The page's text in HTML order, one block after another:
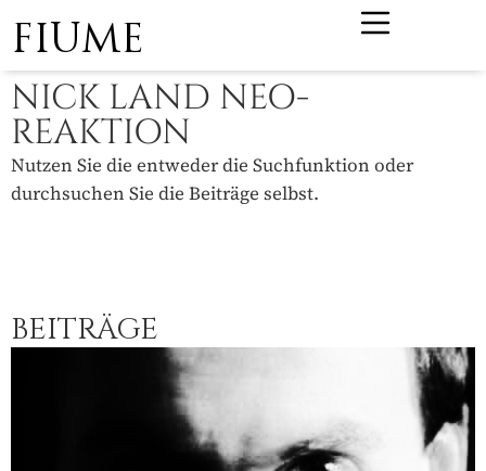
FIUME
NICK LAND NEO-
REAKTION
Nutzen Sie die entweder die Suchfunktion oder
durchsuchen Sie die Beiträge selbst.
BEITRÄGE